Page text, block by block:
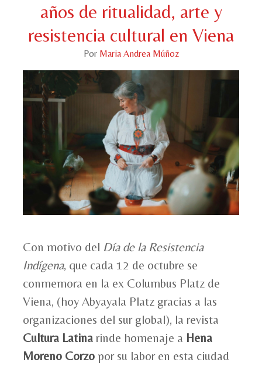
años de ritualidad, arte y
resistencia cultural en Viena
Por Maria Andrea Múñoz
Con motivo del Día de la Resistencia
Indígena, que cada 12 de octubre se
conmemora en la ex Columbus Platz de
Viena, (hoy Abyayala Platz gracias a las
organizaciones del sur global), la revista
Cultura Latina rinde homenaje a Hena
Moreno Corzo por su labor en esta ciudad